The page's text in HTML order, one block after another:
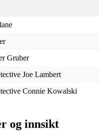
Gruber
Joe Lambert
Connie Kowalski
og innsikt